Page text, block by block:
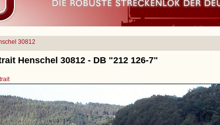
30812
Henschel 30812 - DB "212 126-7"